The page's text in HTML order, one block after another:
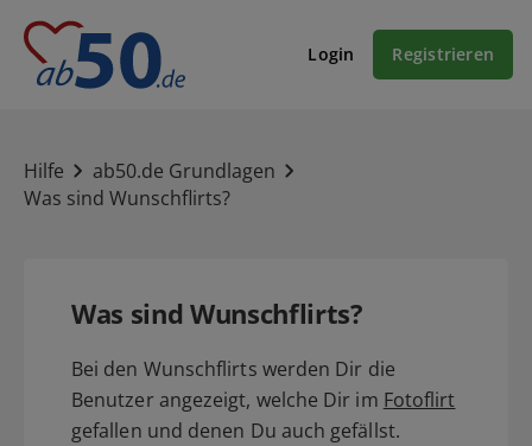
Login Registrieren
Hilfe
ab50.de Grundlagen
Was sind Wunschflirts?
Was sind Wunschflirts?
Bei den Wunschflirts werden Dir die
Benutzer angezeigt, welche Dir im Fotoflirt
gefallen und denen Du auch gefällst.